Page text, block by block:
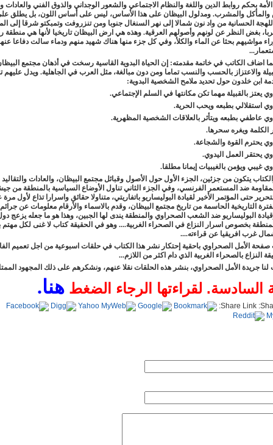
»الأحد, 14 أكتوبر 2018 13:53
09 أكتوبر 2018 20:13
. »الأربعاء, 12 سبتمبر 2018 18:38
مقابل الصمت؟. »
الخميس, 12 يوليو 2018 20:33
بحكم روابط الدين واللغة والنظام الاجتماعي والشعور الوجداني والذوق الفني والعادات
والمشرب. ومدلول البيظان على هذا الأساس، ليس على أساس اللون، بل يطلق
الحسانية من واد نون شمالا إلى نهر السنغال جنوبا ومن تنزروفت وتمبكتو شرقا إلى
بغض النظر عن لونهم وأصولهم العرقية. وهذه هي ارض البيظان تاريخيا لأنها هي منطقة
مواشيهم بحثا عن الماء والكلأ، وفي كل جزء منها هناك شهيد منهم ودماء سالت دفاعا
...
اضاف الكاتب في خاتمة مقدمته: إن الحياة البدوية القاسية رسخت في أذهان مجتمع
والاعتزاز بالحسب والنسب تماما ومن دون مبالغة، مثل العرب في الجاهلية. ويدل عليهم
ابن خلدون حول تحديد ملامح الشخصية البدوية:
يعتز بالقبيلة مهما تكن مكانتها في السلم الإجتماعي.
استقلالي بطبعه ويحب الحرية.
عاطفي بطبعه ويتأثر بالعلاقات الشخصية المظهرية.
الكلمة ويغره سحرها.
يحترم القوة والشجاعة.
يحتقر العمل اليدوي.
غيبي ويؤمن بالغيبيات إيمانا مطلقا.
يتكون من جزئين، الجزء الأول حول الأصول وقبائل مجتمع البيظان، والعادات
ضد المستعمر الفرنسي، وفي الجزء الثاني تناول الأوضاع السياسية بالمنطقة من
حتى المؤتمر الأخير لقيادة البوليساريو باتفاريتي، متناولا حقائق واسرارا تذاع لأول
التاريخية الحاسمة من تاريخ مجتمع البيظان، وقدم بالاسماء والأرقام معلومات عن جرائم
البوليساريو ضد الشعب الصحراوي والمنطقة يندى لها الجبين، وهذا هو ما جعله يزعج
بخصوص اسرار النزاع في الصحراء الغربية.... وهو في الحقيقة كتاب لا غنى لكل مهتم
غرب افريقيا عن قراءته....
الأمل الصحراوي باحقية إحتكار نشر هذا الكتاب في حلقات اسبوعية من اجل تعميم
النزاع بالصحراء الغربية الذي دام اكثر من اللازم...
جريدة الأمل الصحراوي، بنشر هذه الحلقات نقلا عنهم، ونشكرهم على ذلك المجهود
السادسة. لقراءتها الرجاء الضغط هنا.